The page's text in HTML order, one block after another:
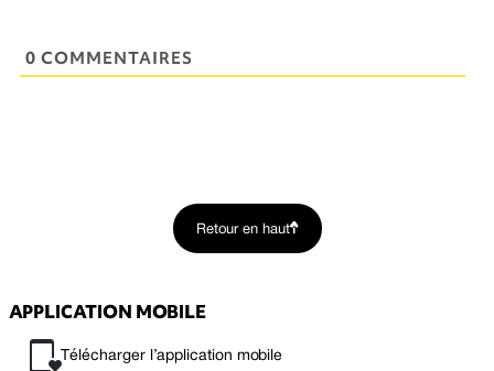
0 COMMENTAIRES
Retour en haut
APPLICATION MOBILE
Télécharger l’application mobile